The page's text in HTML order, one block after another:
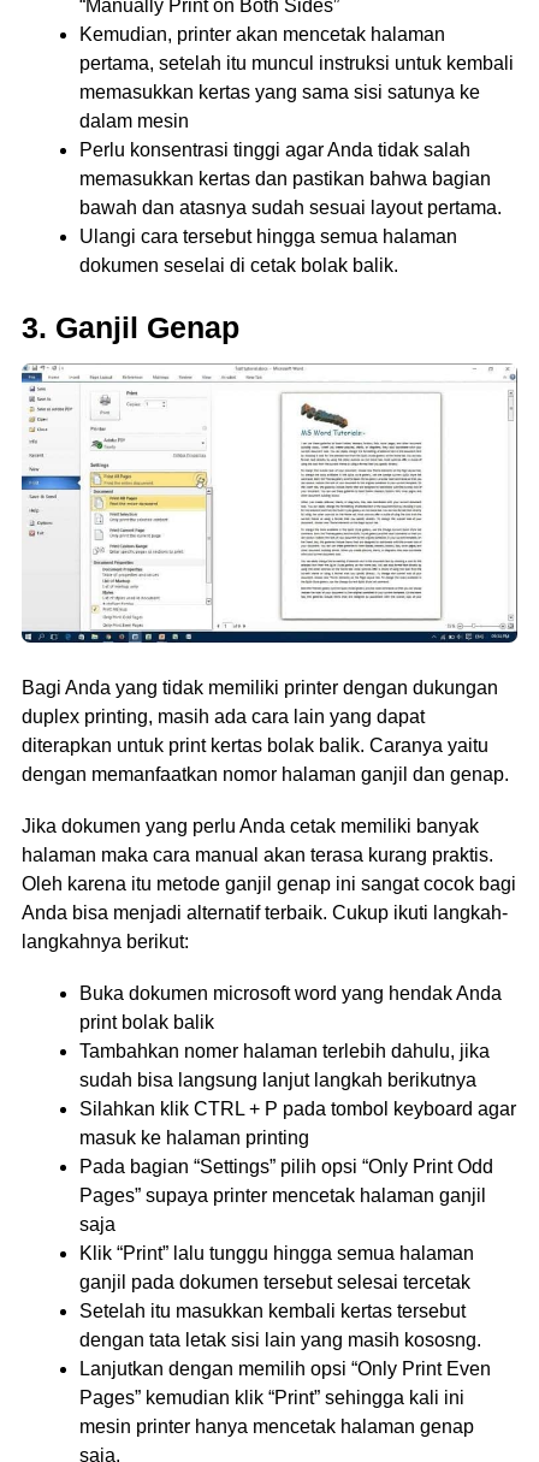
“Manually Print on Both Sides”
Kemudian, printer akan mencetak halaman
pertama, setelah itu muncul instruksi untuk kembali
memasukkan kertas yang sama sisi satunya ke
dalam mesin
Perlu konsentrasi tinggi agar Anda tidak salah
memasukkan kertas dan pastikan bahwa bagian
bawah dan atasnya sudah sesuai layout pertama.
Ulangi cara tersebut hingga semua halaman
dokumen seselai di cetak bolak balik.
3. Ganjil Genap
Bagi Anda yang tidak memiliki printer dengan dukungan
duplex printing, masih ada cara lain yang dapat
diterapkan untuk print kertas bolak balik. Caranya yaitu
dengan memanfaatkan nomor halaman ganjil dan genap.
Jika dokumen yang perlu Anda cetak memiliki banyak
halaman maka cara manual akan terasa kurang praktis.
Oleh karena itu metode ganjil genap ini sangat cocok bagi
Anda bisa menjadi alternatif terbaik. Cukup ikuti langkah-
langkahnya berikut:
Buka dokumen microsoft word yang hendak Anda
print bolak balik
Tambahkan nomer halaman terlebih dahulu, jika
sudah bisa langsung lanjut langkah berikutnya
Silahkan klik CTRL + P pada tombol keyboard agar
masuk ke halaman printing
Pada bagian “Settings” pilih opsi “Only Print Odd
Pages” supaya printer mencetak halaman ganjil
saja
Klik “Print” lalu tunggu hingga semua halaman
ganjil pada dokumen tersebut selesai tercetak
Setelah itu masukkan kembali kertas tersebut
dengan tata letak sisi lain yang masih kososng.
Lanjutkan dengan memilih opsi “Only Print Even
Pages” kemudian klik “Print” sehingga kali ini
mesin printer hanya mencetak halaman genap
saja.